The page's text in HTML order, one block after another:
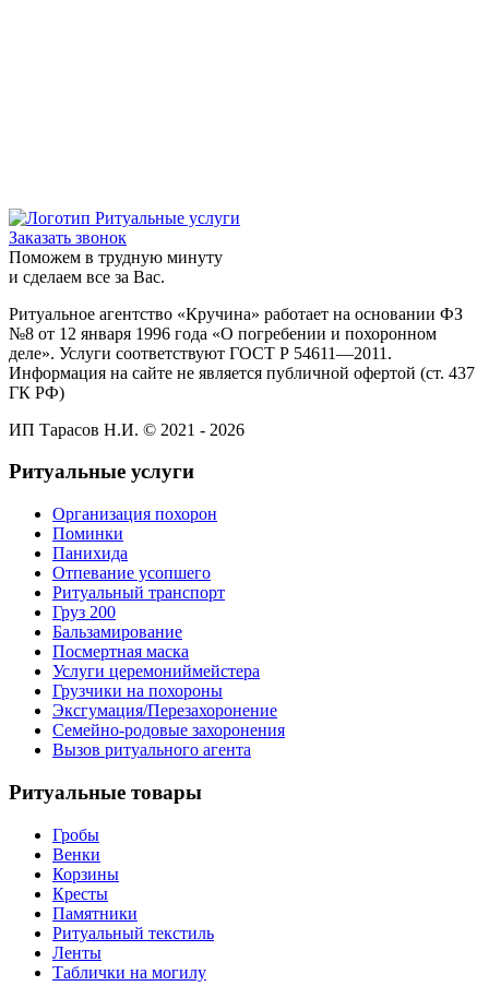
Заказать звонок
Поможем в трудную минуту
и сделаем все за Вас.
Ритуальное агентство «Кручина» работает на основании ФЗ
№8 от 12 января 1996 года «О погребении и похоронном
деле». Услуги соответствуют ГОСТ Р 54611—2011.
Информация на сайте не является публичной офертой (ст. 437
ГК РФ)
ИП Тарасов Н.И. © 2021 - 2026
Ритуальные услуги
Организация похорон
Поминки
Панихида
Отпевание усопшего
Ритуальный транспорт
Груз 200
Бальзамирование
Посмертная маска
Услуги церемониймейстера
Грузчики на похороны
Эксгумация/Перезахоронение
Семейно-родовые захоронения
Вызов ритуального агента
Ритуальные товары
Гробы
Венки
Корзины
Кресты
Памятники
Ритуальный текстиль
Ленты
Таблички на могилу